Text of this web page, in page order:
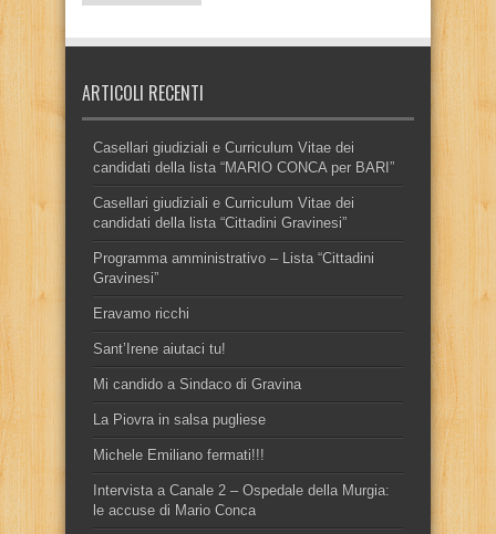
ARTICOLI RECENTI
Casellari giudiziali e Curriculum Vitae dei
candidati della lista “MARIO CONCA per BARI”
Casellari giudiziali e Curriculum Vitae dei
candidati della lista “Cittadini Gravinesi”
Programma amministrativo – Lista “Cittadini
Gravinesi”
Eravamo ricchi
Sant’Irene aiutaci tu!
Mi candido a Sindaco di Gravina
La Piovra in salsa pugliese
Michele Emiliano fermati!!!
Intervista a Canale 2 – Ospedale della Murgia:
le accuse di Mario Conca